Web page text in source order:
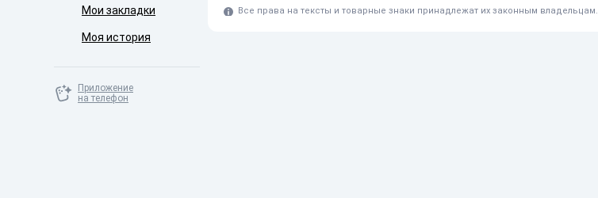
Мои закладки
Моя история
Приложение
на телефон
Все права на тексты и товарные знаки принадлежат их законным владельцам.